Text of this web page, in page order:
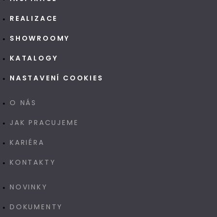
REALIZACE
SHOWROOMY
KATALOGY
NASTAVENÍ COOKIES
O NÁS
JAK PRACUJEME
KARIÉRA
KONTAKTY
NOVINKY
DOKUMENTY